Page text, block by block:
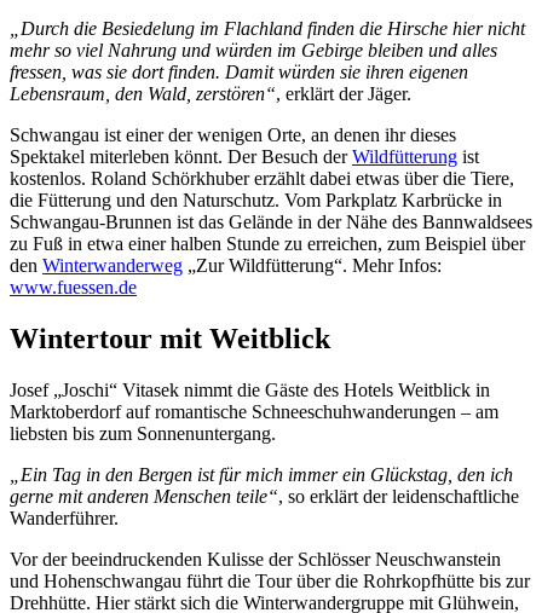
„Durch die Besiedelung im Flachland finden die Hirsche hier nicht
mehr so viel Nahrung und würden im Gebirge bleiben und alles
fressen, was sie dort finden. Damit würden sie ihren eigenen
Lebensraum, den Wald, zerstören“, erklärt der Jäger.
Schwangau ist einer der wenigen Orte, an denen ihr dieses
Spektakel miterleben könnt. Der Besuch derWildfütterung ist
kostenlos. Roland Schörkhuber erzählt dabei etwas über die Tiere,
die Fütterung und den Naturschutz. Vom Parkplatz Karbrücke in
Schwangau-Brunnen ist das Gelände in der Nähe des Bannwaldsees
zu Fuß in etwa einer halben Stunde zu erreichen, zum Beispiel über
den Winterwanderweg „Zur Wildfütterung“. Mehr Infos:
www.fuessen.de
Wintertour mit Weitblick
Josef „Joschi“ Vitasek nimmt die Gäste des Hotels Weitblick in
Marktoberdorf auf romantische Schneeschuhwanderungen – am
liebsten bis zum Sonnenuntergang.
„Ein Tag in den Bergen ist für mich immer ein Glückstag, den ich
gerne mit anderen Menschen teile“, so erklärt der leidenschaftliche
Wanderführer.
Vor der beeindruckenden Kulisse der Schlösser Neuschwanstein
und Hohenschwangau führt die Tour über die Rohrkopfhütte bis zur
Drehhütte. Hier stärkt sich die Winterwandergruppe mit Glühwein,